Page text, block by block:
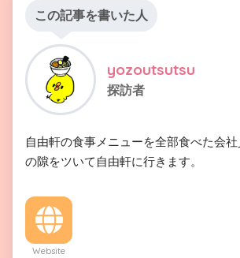
この記事を書いた人
yozoutsutsu
探訪者
自由軒の食事メニューを全部食べた会
の隙をツいて自由軒に行きます。
Website